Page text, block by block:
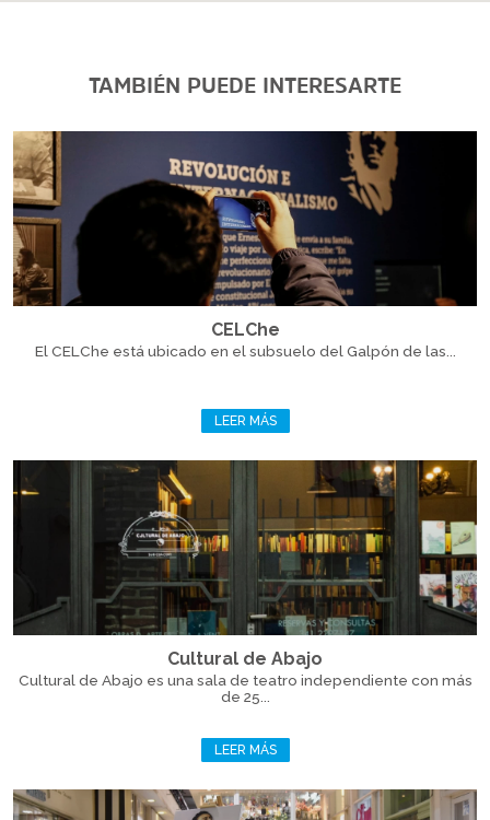
TAMBIÉN PUEDE INTERESARTE
CELChe
El CELChe está ubicado en el subsuelo del Galpón de las...
LEER MÁS
Cultural de Abajo
Cultural de Abajo es una sala de teatro independiente con más
de 25...
LEER MÁS